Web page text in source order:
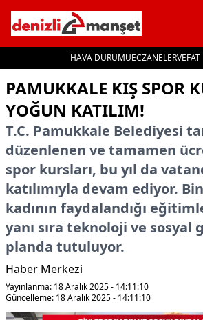
HAVA DURUMUECZANELER
PAMUKKALE KIŞ SPOR
YOĞUN KATILIM!
T.C. Pamukkale Belediyesi
düzenlenen ve tamamen
spor kursları, bu yıl da
katılımıyla devam ediyor.
kadının faydalandığı
yanı sıra teknoloji ve sosyal
planda tutuluyor.
Haber Merkezi
Yayınlanma: 18 Aralık 2025 - 14:11:10
Güncelleme: 18 Aralık 2025 - 14:11:10